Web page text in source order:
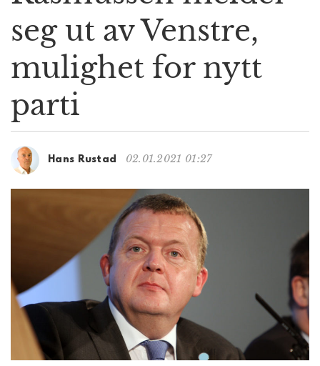
a
t
o
seg ut av Venstre,
mulighet for nytt
parti
Hans Rustad 02.01.2021 01:27